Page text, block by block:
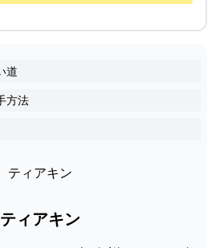
道
方法
ティアキン
ティアキン